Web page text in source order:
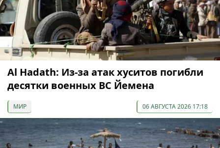
Al Hadath: Из-за атак хуситов погибли
десятки военных ВС Йемена
МИР 06 АВГУСТА 2026 17:18